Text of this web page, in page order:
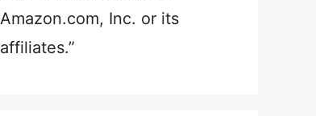
Amazon.com, Inc. or its
affiliates.”